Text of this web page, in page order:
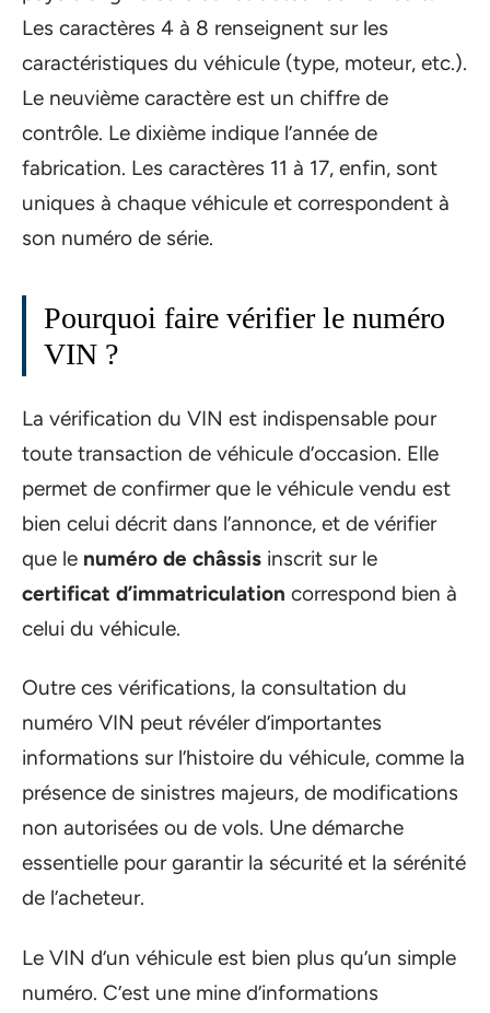
Les caractères 4 à 8 renseignent sur les
caractéristiques du véhicule (type, moteur, etc.).
Le neuvième caractère est un chiffre de
contrôle. Le dixième indique l’année de
fabrication. Les caractères 11 à 17, enfin, sont
uniques à chaque véhicule et correspondent à
son numéro de série.
Pourquoi faire vérifier le numéro
VIN ?
La vérification du VIN est indispensable pour
toute transaction de véhicule d’occasion. Elle
permet de confirmer que le véhicule vendu est
bien celui décrit dans l’annonce, et de vérifier
que le numéro de châssis inscrit sur le
certificat d’immatriculation correspond bien à
celui du véhicule.
Outre ces vérifications, la consultation du
numéro VIN peut révéler d’importantes
informations sur l’histoire du véhicule, comme la
présence de sinistres majeurs, de modifications
non autorisées ou de vols. Une démarche
essentielle pour garantir la sécurité et la sérénité
de l’acheteur.
Le VIN d’un véhicule est bien plus qu’un simple
numéro. C’est une mine d’informations